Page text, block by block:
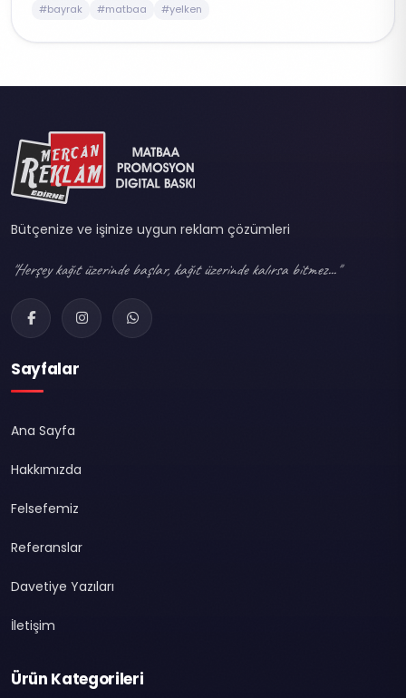
#bayrak #matbaa #yelken
Bütçenize ve işinize uygun reklam çözümleri
"Herşey kağıt üzerinde başlar, kağıt üzerinde kalırsa bitmez..."
Sayfalar
Ana Sayfa
Hakkımızda
Felsefemiz
Referanslar
Davetiye Yazıları
İletişim
Ürün Kategorileri